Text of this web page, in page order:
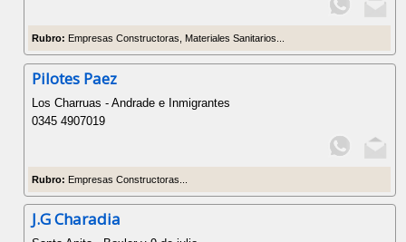
Rubro: Empresas Constructoras, Materiales Sanitarios...
Pilotes Paez
Los Charruas - Andrade e Inmigrantes
0345 4907019
Rubro: Empresas Constructoras...
J.G Charadia